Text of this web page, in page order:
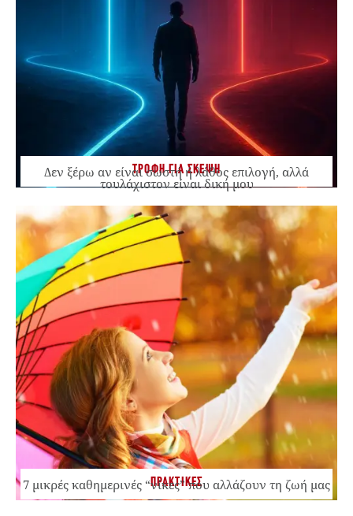
ΤΡΟΦΗ ΓΙΑ ΣΚΕΨΗ
Δεν ξέρω αν είναι σωστή ή λάθος επιλογή, αλλά
τουλάχιστον είναι δική μου
ΠΡΑΚΤΙΚΕΣ
7 μικρές καθημερινές “νίκες” που αλλάζουν τη ζωή μας